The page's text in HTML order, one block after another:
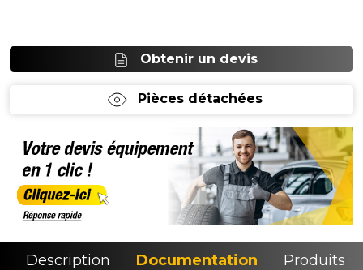
Obtenir un devis
Pièces détachées
Description Documentation Produits